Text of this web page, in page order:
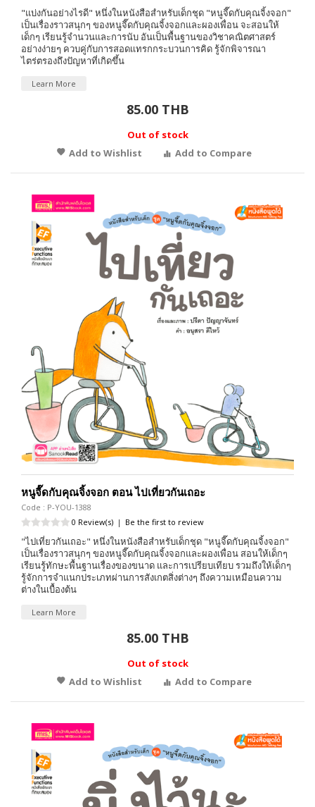
"แบ่งกันอย่างไรดี" หนึ่งในหนังสือสำหรับเด็กชุด "หนูจี๊ดกับคุณจิ้งจอก"
เป็นเรื่องราวสนุกๆ ของหนูจี๊ดกับคุณจิ้งจอกและผองเพื่อน จะสอนให้
เด็กๆ เรียนรู้จำนวนและการนับ อันเป็นพื้นฐานของวิชาคณิตศาสตร์
อย่างง่ายๆ ควบคู่กับการสอดเเทรกกระบวนการคิด รู้จักพิจารณา
ไตร่ตรองถึงปัญหาที่เกิดขึ้น
Learn More
85.00 THB
Out of stock
Add to Wishlist
Add to Compare
หนูจี๊ดกับคุณจิ้งจอก ตอน ไปเที่ยวกันเถอะ
Code : P-YOU-1388
0 Review(s) | Be the first to review
"ไปเที่ยวกันเถอะ" หนึ่งในหนังสือสำหรับเด็กชุด "หนูจี๊ดกับคุณจิ้งจอก"
เป็นเรื่องราวสนุกๆ ของหนูจี๊ดกับคุณจิ้งจอกและผองเพื่อน สอนให้เด็กๆ
เรียนรู้ทักษะพื้นฐานเรื่องของขนาด และการเปรียบเทียบ รวมถึงให้เด็กๆ
รู้จักการจำแนกประเภทผ่านการสังเกตสิ่งต่างๆ ถึงความเหมือนความ
ต่างในเบื้องต้น
Learn More
85.00 THB
Out of stock
Add to Wishlist
Add to Compare